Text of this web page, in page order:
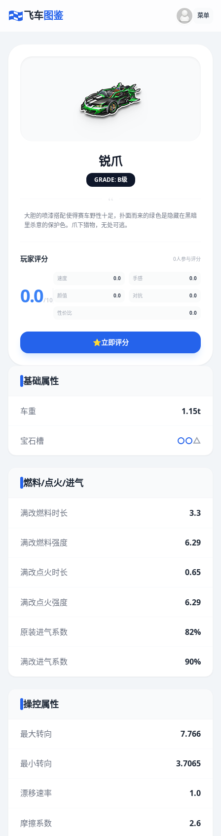
飞车图鉴 菜单
锐爪
GRADE: B级
“
大胆的喷漆搭配使得赛车野性十足，扑面而来的绿色是隐藏在黑暗
里杀意的保护色。爪下猎物，无处可逃。
玩家评分 0人参与评分
0.0/10
速度 0.0 手感 0.0
颜值 0.0 对抗 0.0
性价比 0.0
⭐立即评分
基础属性
车重 1.15t
宝石槽
燃料/点火/进气
满改燃料时长 3.3
满改燃料强度 6.29
满改点火时长 0.65
满改点火强度 6.29
原装进气系数 82%
满改进气系数 90%
操控属性
最大转向 7.766
最小转向 3.7065
漂移速率 1.0
摩擦系数 2.6
★★★★★★
手感 5.0分
★★ ★ ★
性价比
★★★★★★★★★★